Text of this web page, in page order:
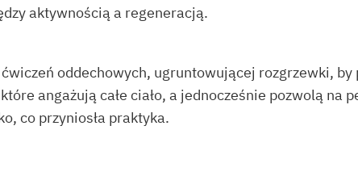
aktywnością a regeneracją.
oddechowych, ugruntowującej rozgrzewki,
angażują całe ciało, a jednocześnie pozwolą na
co przyniosła praktyka.